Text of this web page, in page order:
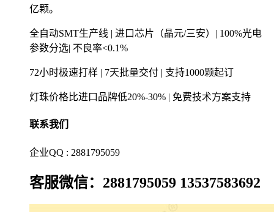
亿颗。
全自动SMT生产线 | 进口芯片（晶元/三安）| 100%光电
参数分选| 不良率<0.1%
72小时极速打样 | 7天批量交付 | 支持1000颗起订
灯珠价格比进口品牌低20%-30% | 免费技术方案支持
联系我们
企业QQ : 2881795059
客服微信：2881795059 13537583692